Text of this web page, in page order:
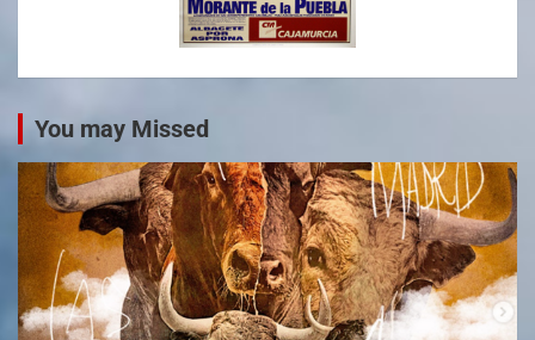
You may Missed